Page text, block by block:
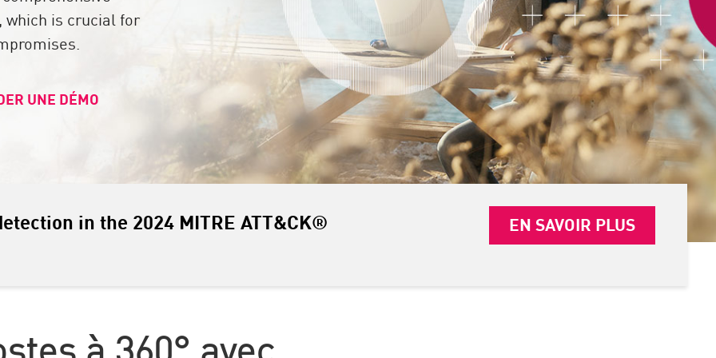
is crucial for
UNE DÉMO
in the 2024 MITRE ATT&CK®
EN SAVOIR PLUS